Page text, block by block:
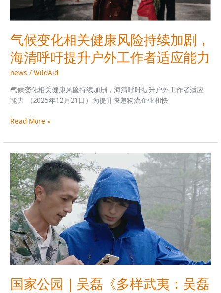
气候变化相关健康风险持续加剧，
海清呼吁提升户外工作者适应能力
news /WildAid
气候变化相关健康风险持续加剧，海清呼吁提升户外工作者适应
能力 （2025年12月21日）为提升快递物流企业和快
险
持
续
加
剧，
海
清
呼
吁
升
外
工
作
者
适
应
能
力
Read More »
国家公园｜吴磊《多样武夷：吴磊
国
家
公
园
｜
吴
磊
《多
样
武
夷：
吴
磊